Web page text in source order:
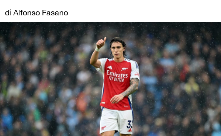
di Alfonso Fasano